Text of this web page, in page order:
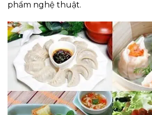
phẩm nghệ thuật.